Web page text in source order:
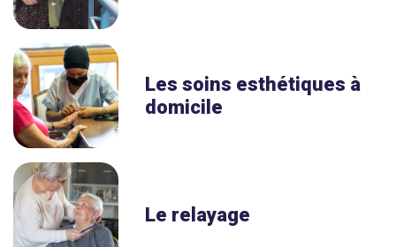
Les soins esthétiques à
domicile
Le relayage